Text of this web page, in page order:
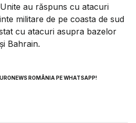
au răspuns cu atacuri
militare de pe coasta de sud
cu atacuri asupra bazelor
Bahrain.
ROMÂNIA PE WHATSAPP!